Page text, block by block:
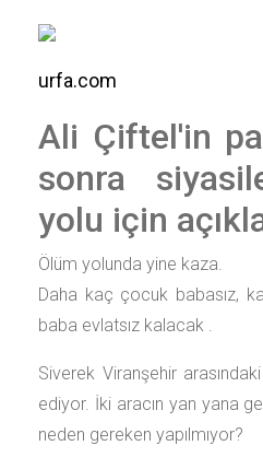
urfa.com
Ali Çiftel'in
sonra
yolu için
Ölüm yolunda yine kaza.
Daha kaç çocuk babasız,
baba evlatsız kalacak .
Siverek Viranşehir
ediyor. İki aracın yan yana
neden gereken yapılmıyor?